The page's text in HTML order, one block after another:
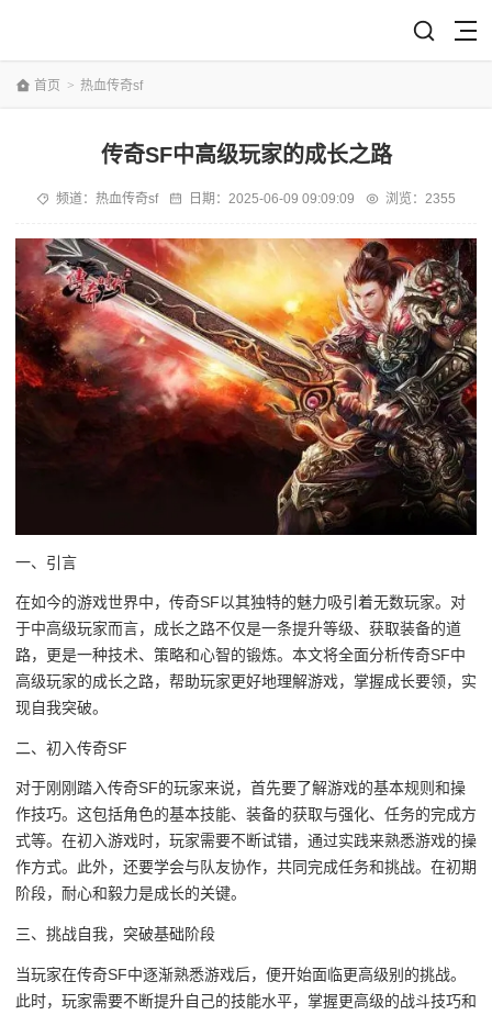
首页 > 热血传奇sf
传奇SF中高级玩家的成长之路
频道： 热血传奇sf 日期： 2025-06-09 09:09:09 浏览：2355
一、引言
在如今的游戏世界中，传奇SF以其独特的魅力吸引着无数玩家。对
于中高级玩家而言，成长之路不仅是一条提升等级、获取装备的道
路，更是一种技术、策略和心智的锻炼。本文将全面分析传奇SF中
高级玩家的成长之路，帮助玩家更好地理解游戏，掌握成长要领，实
现自我突破。
二、初入传奇SF
对于刚刚踏入传奇SF的玩家来说，首先要了解游戏的基本规则和操
作技巧。这包括角色的基本技能、装备的获取与强化、任务的完成方
式等。在初入游戏时，玩家需要不断试错，通过实践来熟悉游戏的操
作方式。此外，还要学会与队友协作，共同完成任务和挑战。在初期
阶段，耐心和毅力是成长的关键。
三、挑战自我，突破基础阶段
当玩家在传奇SF中逐渐熟悉游戏后，便开始面临更高级别的挑战。
此时，玩家需要不断提升自己的技能水平，掌握更高级的战斗技巧和